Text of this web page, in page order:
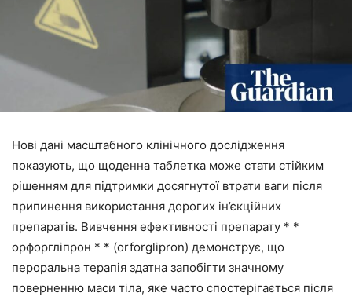
Нові дані масштабного клінічного дослідження
показують, що щоденна таблетка може стати стійким
рішенням для підтримки досягнутої втрати ваги після
припинення використання дорогих ін’єкційних
препаратів. Вивчення ефективності препарату * *
орфоргліпрон * * (orforglipron) демонструє, що
пероральна терапія здатна запобігти значному
поверненню маси тіла, яке часто спостерігається після